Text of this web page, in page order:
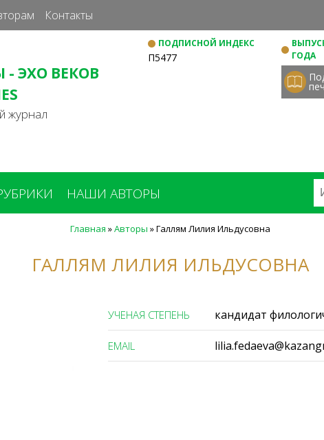
к
основному
Контакты
- ЭХО ВЕКОВ
журнал
ПОДПИСНОЙ ИНДЕКС
П5477
ГОДА
НАШИ АВТОРЫ
Главная »Авторы »Галлям Лилия Ильдусовна
ГАЛЛЯМ ЛИЛИЯ ИЛЬДУСОВНА
УЧЕНАЯ СТЕПЕНЬ кандидат
ЕMAIL